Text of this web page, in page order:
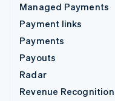
Managed Payments
Payment links
Payments
Payouts
Radar
Revenue Recognition